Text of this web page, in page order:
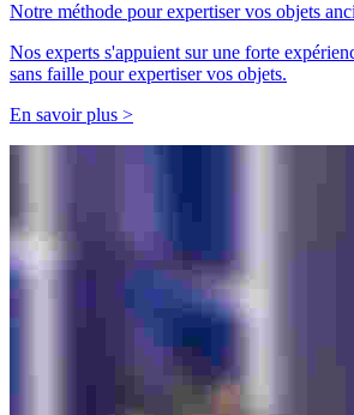
Notre méthode pour expertiser vos objets
Nos experts s'appuient sur une forte
sans faille pour expertiser vos objets.
En savoir plus >